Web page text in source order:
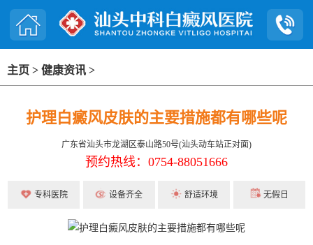
主页 > 健康资讯 >
护理白癜风皮肤的主要措施都有哪些呢
广东省汕头市龙湖区泰山路50号(汕头动车站正对面)
预约热线：0754-88051666
专科医院 设备齐全 舒适环境 无假日